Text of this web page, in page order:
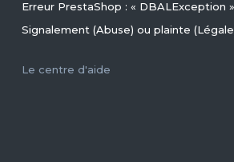
Le centre d'aide